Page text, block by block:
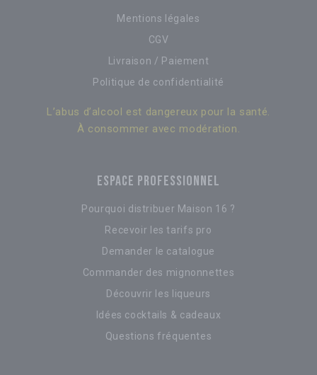
Mentions légales
CGV
Livraison / Paiement
Politique de confidentialité
L’abus d’alcool est dangereux pour la santé.
À consommer avec modération.
ESPACE PROFESSIONNEL
Pourquoi distribuer Maison 16 ?
Recevoir les tarifs pro
Demander le catalogue
Commander des mignonnettes
Découvrir les liqueurs
Idées cocktails & cadeaux
Questions fréquentes